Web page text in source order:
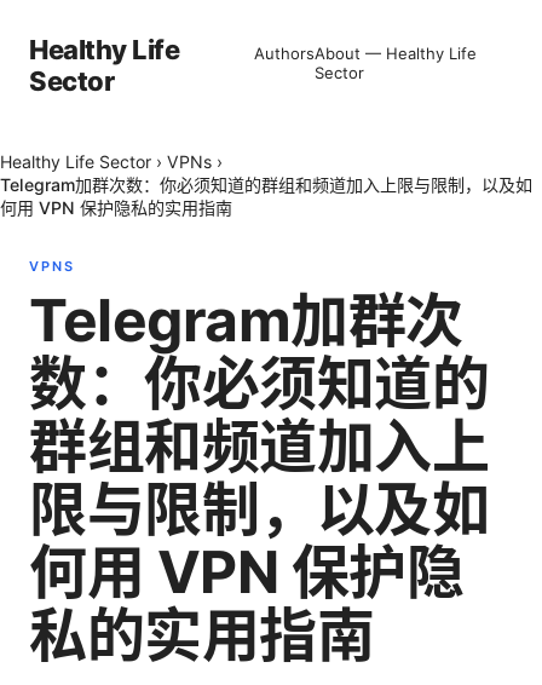
Healthy Life
Sector
AuthorsAbout — Healthy Life
Sector
Healthy Life Sector › VPNs ›
Telegram加群次数：你必须知道的群组和频道加入上限与限制，以及如
何用 VPN 保护隐私的实用指南
VPNS
Telegram加群次
数：你必须知道的
群组和频道加入上
限与限制，以及如
何用 VPN 保护隐
私的实用指南